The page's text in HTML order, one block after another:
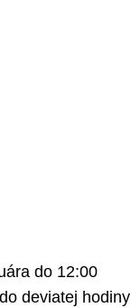
do 12:00
deviatej hodiny